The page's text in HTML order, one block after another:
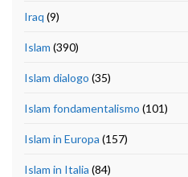
Iraq (9)
Islam (390)
Islam dialogo (35)
Islam fondamentalismo (101)
Islam in Europa (157)
Islam in Italia (84)